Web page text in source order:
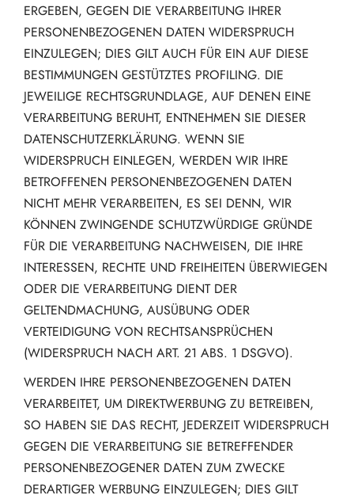
ERGEBEN, GEGEN DIE VERARBEITUNG IHRER
PERSONENBEZOGENEN DATEN WIDERSPRUCH
EINZULEGEN; DIES GILT AUCH FÜR EIN AUF DIESE
BESTIMMUNGEN GESTÜTZTES PROFILING. DIE
JEWEILIGE RECHTSGRUNDLAGE, AUF DENEN EINE
VERARBEITUNG BERUHT, ENTNEHMEN SIE DIESER
DATENSCHUTZERKLÄRUNG. WENN SIE
WIDERSPRUCH EINLEGEN, WERDEN WIR IHRE
BETROFFENEN PERSONENBEZOGENEN DATEN
NICHT MEHR VERARBEITEN, ES SEI DENN, WIR
KÖNNEN ZWINGENDE SCHUTZWÜRDIGE GRÜNDE
FÜR DIE VERARBEITUNG NACHWEISEN, DIE IHRE
INTERESSEN, RECHTE UND FREIHEITEN ÜBERWIEGEN
ODER DIE VERARBEITUNG DIENT DER
GELTENDMACHUNG, AUSÜBUNG ODER
VERTEIDIGUNG VON RECHTSANSPRÜCHEN
(WIDERSPRUCH NACH ART. 21 ABS. 1 DSGVO).
WERDEN IHRE PERSONENBEZOGENEN DATEN
VERARBEITET, UM DIREKTWERBUNG ZU BETREIBEN,
SO HABEN SIE DAS RECHT, JEDERZEIT WIDERSPRUCH
GEGEN DIE VERARBEITUNG SIE BETREFFENDER
PERSONENBEZOGENER DATEN ZUM ZWECKE
DERARTIGER WERBUNG EINZULEGEN; DIES GILT